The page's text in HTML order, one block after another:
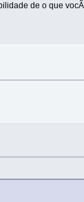
de o que